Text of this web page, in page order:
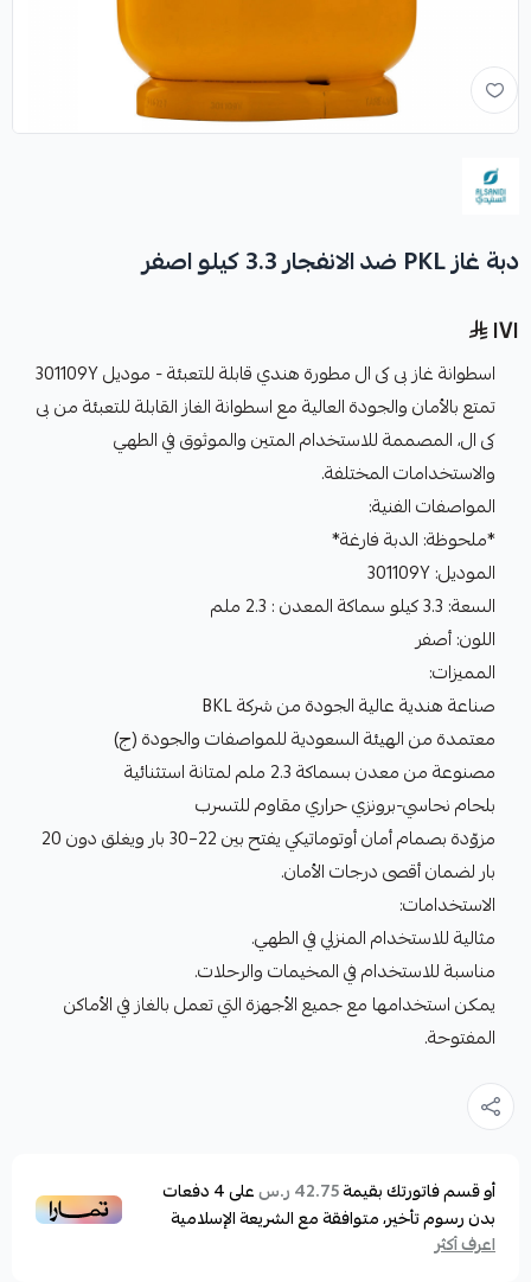
دبة غاز PKL ضد الانفجار 3.3 كيلو اصفر
١٧١
اسطوانة غاز بى كى ال مطورة هندي قابلة للتعبئة - موديل 301109Y
تمتع بالأمان والجودة العالية مع اسطوانة الغاز القابلة للتعبئة من بى
كى ال، المصممة للاستخدام المتين والموثوق في الطهي
والاستخدامات المختلفة.
المواصفات الفنية:
*ملحوظة: الدبة فارغة*
الموديل: 301109Y
السعة: 3.3 كيلو سماكة المعدن : 2.3 ملم
اللون: أصفر
المميزات:
صناعة هندية عالية الجودة من شركة BKL
معتمدة من الهيئة السعودية للمواصفات والجودة (ج)
مصنوعة من معدن بسماكة 2.3 ملم لمتانة استثنائية
بلحام نحاسي-برونزي حراري مقاوم للتسرب
مزوّدة بصمام أمان أوتوماتيكي يفتح بين 22–30 بار ويغلق دون 20
بار لضمان أقصى درجات الأمان.
الاستخدامات:
مثالية للاستخدام المنزلي في الطهي.
مناسبة للاستخدام في المخيمات والرحلات.
يمكن استخدامها مع جميع الأجهزة التي تعمل بالغاز في الأماكن
المفتوحة.
أو قسم فاتورتك بقيمة42.75 ر.س على4دفعات
بدون رسوم تأخير، متوافقة مع الشريعة الإسلامية
اعرف أكثر